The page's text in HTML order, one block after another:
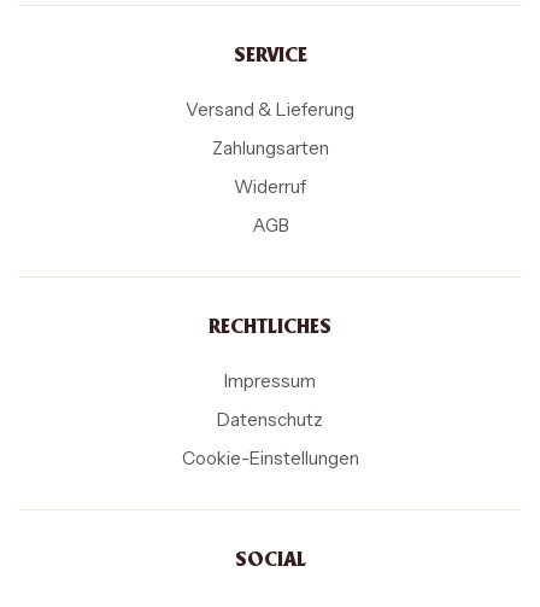
SERVICE
Versand & Lieferung
Zahlungsarten
Widerruf
AGB
RECHTLICHES
Impressum
Datenschutz
Cookie-Einstellungen
SOCIAL